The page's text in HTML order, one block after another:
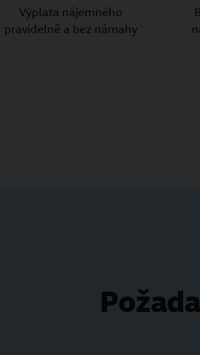
Výplata nájemného
pravidelně a bez námahy